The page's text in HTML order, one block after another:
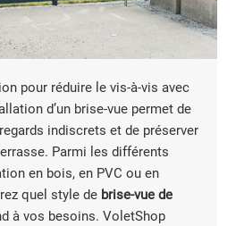
pour réduire le vis-à-vis avec
d’un brise-vue permet de
indiscrets et de préserver
Parmi les différents
en bois, en PVC ou en
quel style de brise-vue de
à vos besoins. VoletShop